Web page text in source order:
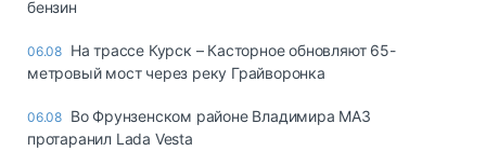
бензин
06.08 На трассе Курск – Касторное обновляют 65-
метровый мост через реку Грайворонка
06.08 Во Фрунзенском районе Владимира МАЗ
протаранил Lada Vesta